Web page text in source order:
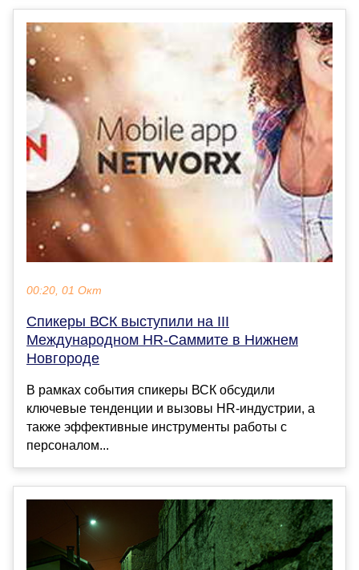
00:20, 01 Окт
Спикеры ВСК выступили на III
Международном HR-Саммите в Нижнем
Новгороде
В рамках события спикеры ВСК обсудили
ключевые тенденции и вызовы HR-индустрии, а
также эффективные инструменты работы с
персоналом...